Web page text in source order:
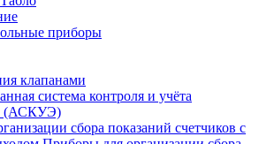
приборы
клапанами
система контроля и учёта
(АСКУЭ)
сбора показаний счетчиков с